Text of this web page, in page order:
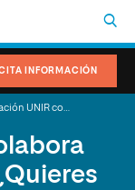
INFORMACIÓN